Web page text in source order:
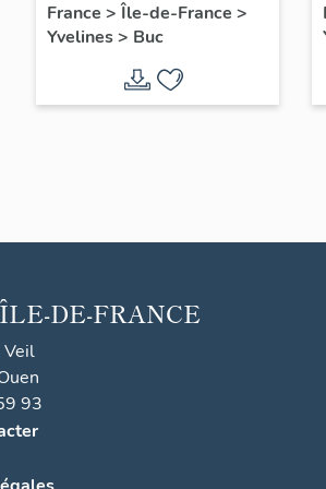
filles, actuellement
annexe de la mairie
France > Île-de-France >
Yvelines> Buc
ÎLE-DE-FRANCE
Veil
93